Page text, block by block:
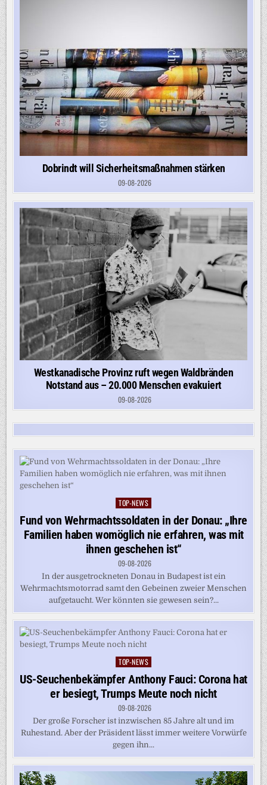
Dobrindt will Sicherheitsmaßnahmen stärken
09-08-2026
Westkanadische Provinz ruft wegen Waldbränden
Notstand aus – 20.000 Menschen evakuiert
09-08-2026
Posted
TOP-NEWS
Fund von Wehrmachtssoldaten in der Donau: „Ihre
Familien haben womöglich nie erfahren, was mit
ihnen geschehen ist“
09-08-2026
In der ausgetrockneten Donau in Budapest ist ein
Wehrmachtsmotorrad samt den Gebeinen zweier Menschen
aufgetaucht. Wer könnten sie gewesen sein?...
Posted
in
TOP-NEWS
US-Seuchenbekämpfer Anthony Fauci: Corona hat
er besiegt, Trumps Meute noch nicht
09-08-2026
Der große Forscher ist inzwischen 85 Jahre alt und im
Ruhestand. Aber der Präsident lässt immer weitere Vorwürfe
gegen ihn...